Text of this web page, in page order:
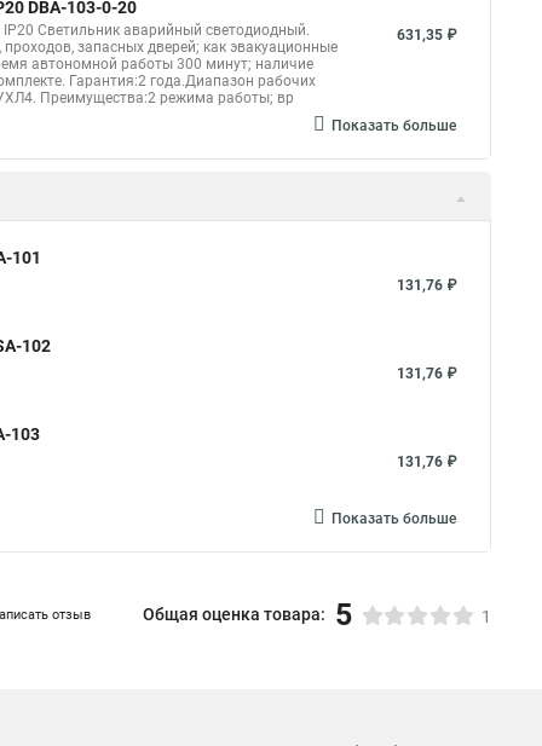
DBA-103-0-20
Светильник аварийный светодиодный.
запасных дверей; как эвакуационные
автономной работы 300 минут; наличие
Гарантия:2 года.Диапазон рабочих
Преимущества:2 режима работы; вр
631,35 ₽
Показать больше
101
131,76 ₽
102
131,76 ₽
103
131,76 ₽
Показать больше
отзыв Общая оценка товара: 5 1